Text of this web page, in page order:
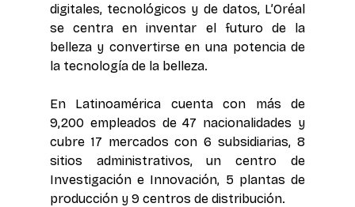
digitales, tecnológicos y de datos, L’Oréal
se centra en inventar el futuro de la
belleza y convertirse en una potencia de
la tecnología de la belleza.
En Latinoamérica cuenta con más de
9,200 empleados de 47 nacionalidades y
cubre 17 mercados con 6 subsidiarias, 8
sitios administrativos, un centro de
Investigación e Innovación, 5 plantas de
producción y 9 centros de distribución.